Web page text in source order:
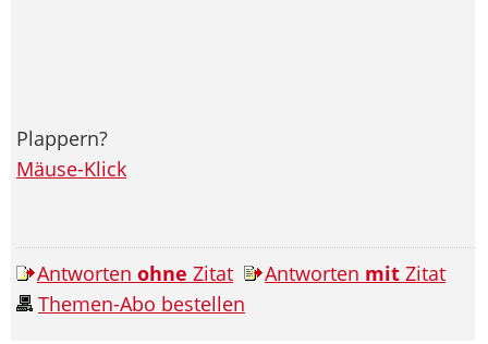
Plappern?
Mäuse-Klick
Antworten ohne Zitat Antworten mit Zitat
Themen-Abo bestellen